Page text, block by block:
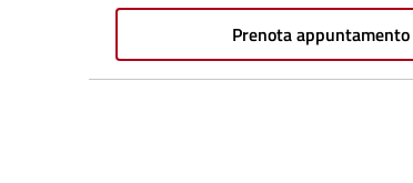
Prenota appuntamento